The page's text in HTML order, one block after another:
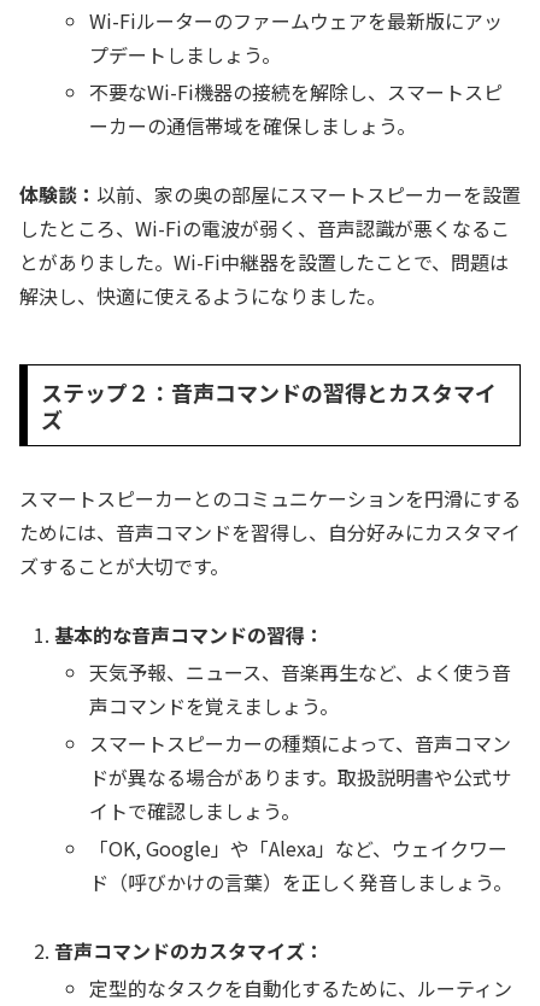
Wi-Fiルーターのファームウェアを最新版にアッ
プデートしましょう。
不要なWi-Fi機器の接続を解除し、スマートスピ
ーカーの通信帯域を確保しましょう。
体験談： 以前、家の奥の部屋にスマートスピーカーを設置
したところ、Wi-Fiの電波が弱く、音声認識が悪くなるこ
とがありました。Wi-Fi中継器を設置したことで、問題は
解決し、快適に使えるようになりました。
ステップ２：音声コマンドの習得とカスタマイ
ズ
スマートスピーカーとのコミュニケーションを円滑にする
ためには、音声コマンドを習得し、自分好みにカスタマイ
ズすることが大切です。
基本的な音声コマンドの習得：
天気予報、ニュース、音楽再生など、よく使う音
声コマンドを覚えましょう。
スマートスピーカーの種類によって、音声コマン
ドが異なる場合があります。取扱説明書や公式サ
イトで確認しましょう。
「OK, Google」や「Alexa」など、ウェイクワー
ド（呼びかけの言葉）を正しく発音しましょう。
音声コマンドのカスタマイズ：
定型的なタスクを自動化するために、ルーティン